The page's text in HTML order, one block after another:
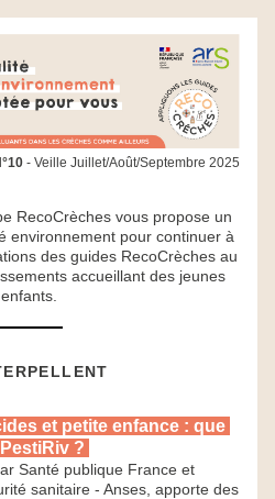
- Veille Juillet/Août/Septembre 2025
RecoCrèches vous propose un
environnement pour continuer à
des guides RecoCrèches au
accueillant des jeunes
enfants.
?
Santé publique France et
sanitaire - Anses, apporte des